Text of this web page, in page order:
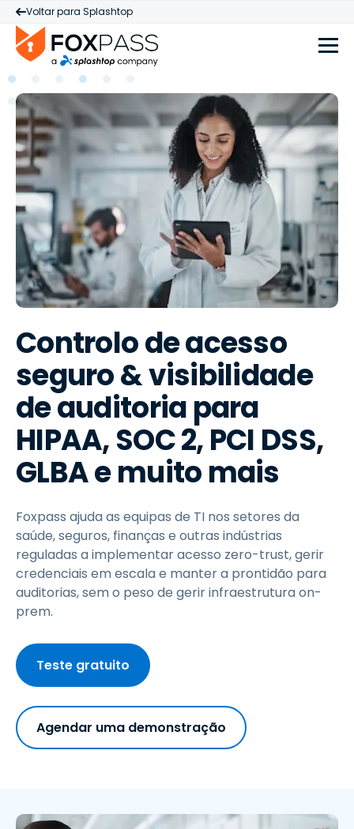
Voltar para Splashtop
Controlo de acesso
seguro & visibilidade
de auditoria para
HIPAA, SOC 2, PCI DSS,
GLBA e muito mais
Foxpass ajuda as equipas de TI nos setores da
saúde, seguros, finanças e outras indústrias
reguladas a implementar acesso zero-trust, gerir
credenciais em escala e manter a prontidão para
auditorias, sem o peso de gerir infraestrutura on-
prem.
Teste gratuito
Agendar uma demonstração